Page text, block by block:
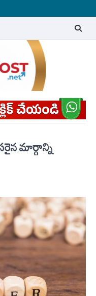
మార్గాన్ని